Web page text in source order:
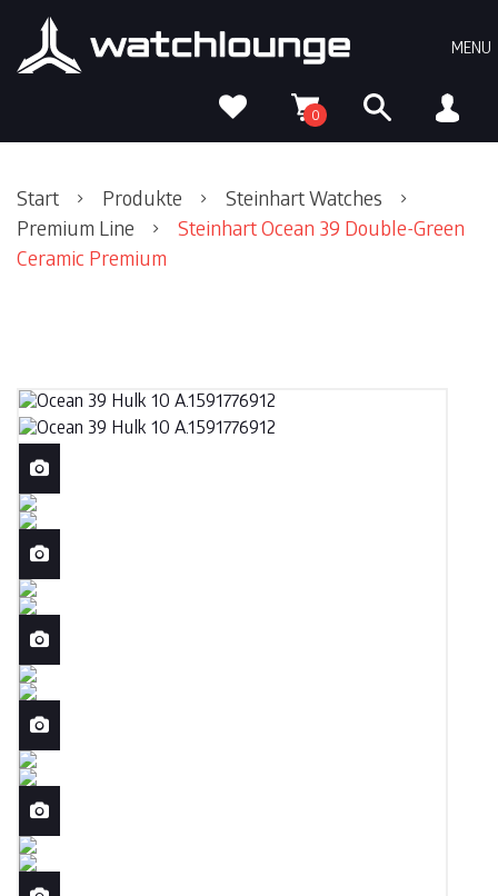
Skip
primary
Skip
content
Skip
footer
0
MENU
Start Produkte
Steinhart Watches
Premium Line
Steinhart Ocean 39 Double-Green
Ceramic Premium